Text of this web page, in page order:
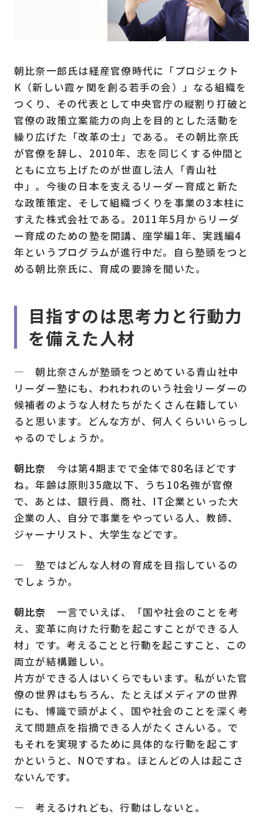
朝比奈一郎氏は経産官僚時代に「プロジェクト
K（新しい霞ヶ関を創る若手の会）」なる組織を
つくり、その代表として中央官庁の縦割り打破と
官僚の政策立案能力の向上を目的とした活動を
繰り広げた「改革の士」である。その朝比奈氏
が官僚を辞し、2010年、志を同じくする仲間と
ともに立ち上げたのが世直し法人「青山社
中」。今後の日本を支えるリーダー育成と新た
な政策策定、そして組織づくりを事業の3本柱に
すえた株式会社である。2011年5月からリーダ
ー育成のための塾を開講、座学編1年、実践編4
年というプログラムが進行中だ。自ら塾頭をつと
める朝比奈氏に、育成の要諦を聞いた。
目指すのは思考力と行動力
を備えた人材
― 朝比奈さんが塾頭をつとめている青山社中
リーダー塾にも、われわれのいう社会リーダーの
候補者のような人材たちがたくさん在籍してい
ると思います。どんな方が、何人くらいいらっし
ゃるのでしょうか。
朝比奈
今は第4期までで全体で80名ほどです
ね。年齢は原則35歳以下、うち10名強が官僚
で、あとは、銀行員、商社、IT企業といった大
企業の人、自分で事業をやっている人、教師、
ジャーナリスト、大学生などです。
― 塾ではどんな人材の育成を目指しているの
でしょうか。
朝比奈
一言でいえば、「国や社会のことを考
え、変革に向けた行動を起こすことができる人
材」です。考えることと行動を起こすこと、この
両立が結構難しい。
片方ができる人はいくらでもいます。私がいた官
僚の世界はもちろん、たとえばメディアの世界
にも、博識で頭がよく、国や社会のことを深く考
えて問題点を指摘できる人がたくさんいる。で
もそれを実現するために具体的な行動を起こす
かというと、NOですね。ほとんどの人は起こさ
ないんです。
― 考えるけれども、行動はしないと。